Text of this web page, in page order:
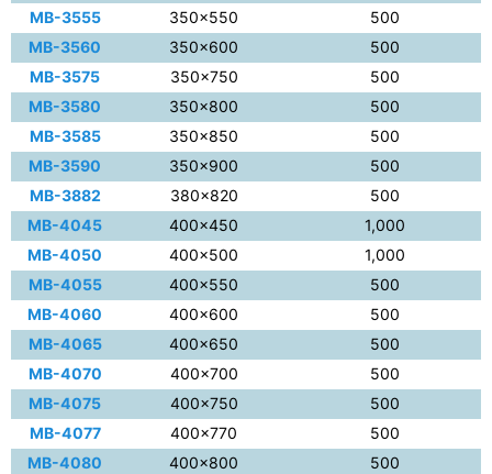
MB-3555
350×550
500
MB-3560
350×600
500
MB-3575
350×750
500
MB-3580
350×800
500
MB-3585
350×850
500
MB-3590
350×900
500
MB-3882
380×820
500
MB-4045
400×450
1,000
MB-4050
400×500
1,000
MB-4055
400×550
500
MB-4060
400×600
500
MB-4065
400×650
500
MB-4070
400×700
500
MB-4075
400×750
500
MB-4077
400×770
500
MB-4080
400×800
500